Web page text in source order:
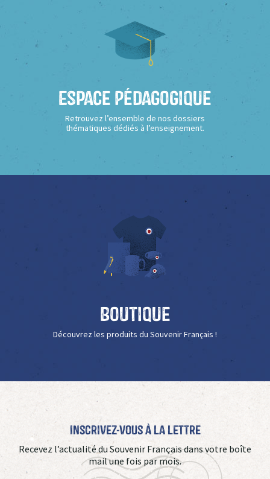
Espace Pédagogique
Retrouvez l’ensemble de nos dossiers
thématiques dédiés à l’enseignement.
Boutique
Découvrez les produits du Souvenir Français !
Inscrivez-vous à La Lettre
Recevez l’actualité du Souvenir Français dans votre boîte
mail une fois par mois.